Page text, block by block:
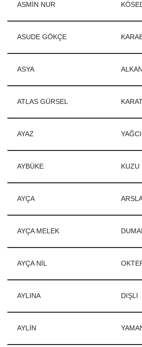
ASMİN NUR
ASUDE GÖKÇE
ASYA ALKAN
ATLAS GÜRSEL
AYAZ YAĞCI
AYBÜKE KUZU
AYÇA
AYÇA MELEK
AYÇA NİL
AYLINA DIŞLI
AYLİN